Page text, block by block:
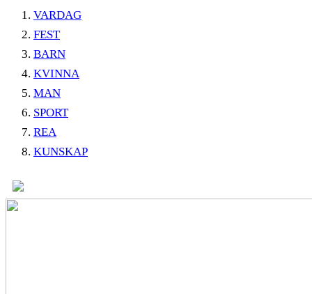
VARDAG
FEST
BARN
KVINNA
MAN
SPORT
REA
KUNSKAP